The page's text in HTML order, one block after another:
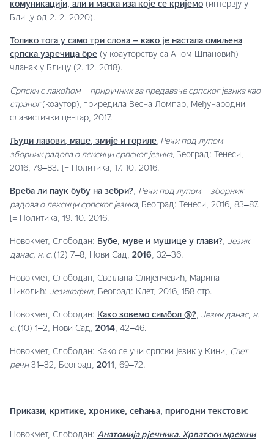
комуникацији, али и маска иза које се кријемо (интервју у
Блицу од 2. 2. 2020).
Толико тога у само три слова – како је настала омиљена
српска узречица бре (у коауторству са Аном Шпановић) –
чланак у Блицу (2. 12. 2018).
Српски с лакоћом – приручник за предаваче српског језика као
страног(коаутор), приредила Весна Ломпар, Међународни
славистички центар, 2017.
Људи лавови, маце, змије и гориле, Речи под лупом –
зборник радова о лексици српског језика, Београд: Тенеси,
2016, 79‒83. [= Политика, 17. 10. 2016.
Вреба ли паук бубу на зебри?, Речи под лупом – зборник
радова о лексици српског језика, Београд: Тенеси, 2016, 83‒87.
[= Политика, 19. 10. 2016.
Новокмет, Слободан: Бубе, муве и мушице у глави?, Језик
данас, н. с. (12) 7‒8, Нови Сад, 2016, 32‒36.
Новокмет, Слободан, Светлана Слијепчевић, Марина
Николић: Језикофил, Бео­град: Клет, 2016, 158 стр.
Новокмет, Слободан: Како зовемо симбол @?, Језик данас, н.
с. (10) 1‒2, Нови Сад, 2014, 42‒46.
Новокмет, Слободан: Како се учи српски језик у Кини, Свет
речи31‒32, Бео­град, 2011 , 69‒72.
Прикази, критике, хронике, сећања, пригодни текстови:
Новокмет, Слободан: Анатомија рјечника. Хрватски мрежни